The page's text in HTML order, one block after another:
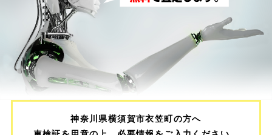
神奈川県横須賀市衣笠町の方へ